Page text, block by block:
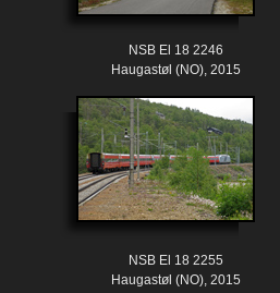
NSB El 18 2246
Haugastøl (NO), 2015
NSB El 18 2255
Haugastøl (NO), 2015